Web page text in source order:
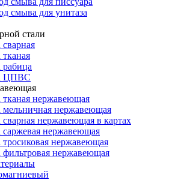
смыва для унитаза
стали
сварная
тканая
рабица
ЦПВС
тканая нержавеющая
мельничная нержавеющая
сварная нержавеющая в картах
саржевая нержавеющая
тросиковая нержавеющая
фильтровая нержавеющая